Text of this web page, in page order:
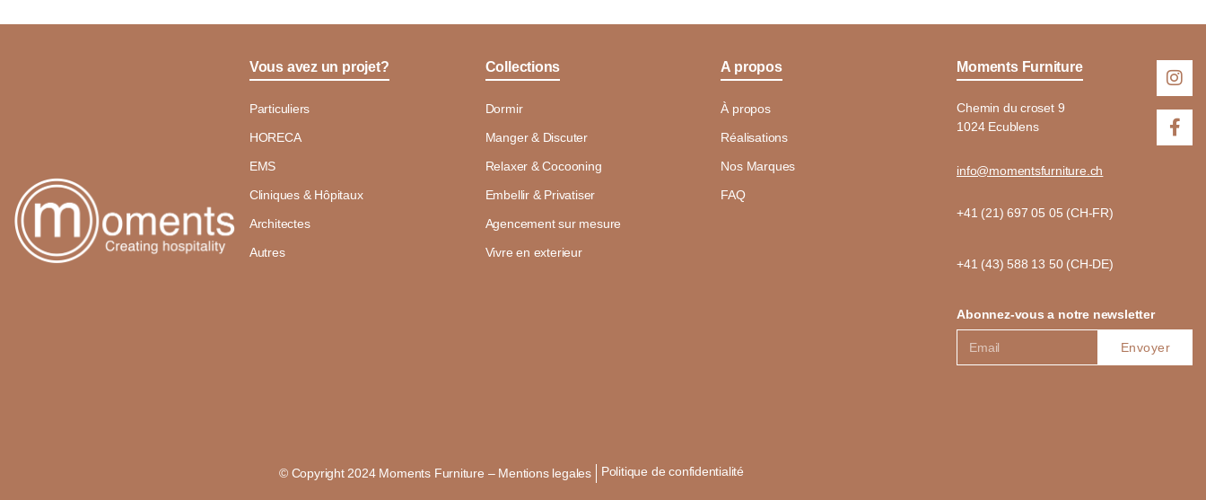
Vous avez un projet?
Particuliers
HORECA
EMS
Cliniques & Hôpitaux
Architectes
Autres
Collections
Dormir
Manger & Discuter
Relaxer & Cocooning
Embellir & Privatiser
Agencement sur mesure
Vivre en exterieur
A propos
À propos
Réalisations
Nos Marques
FAQ
Moments Furniture
Chemin du croset 9
1024 Ecublens
info@momentsfurniture.ch
+41 (21) 697 05 05 (CH-FR)
+41 (43) 588 13 50 (CH-DE)
Abonnez-vous a notre newsletter
Envoyer
© Copyright 2024 Moments Furniture – Mentions legales Politique de confidentialité